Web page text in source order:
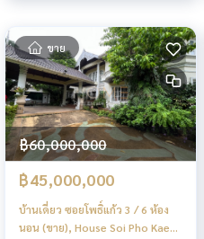
ขาย
฿60,000,000
฿45,000,000
บ้านเดี่ยว ซอยโพธิ์แก้ว 3 / 6 ห้อง
นอน (ขาย), House Soi Pho Kaeo